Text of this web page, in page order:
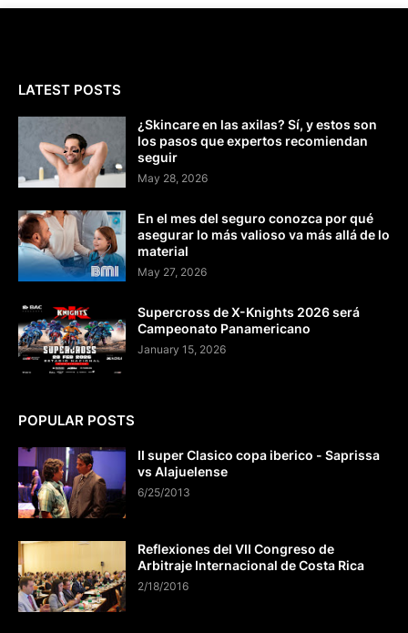
LATEST POSTS
¿Skincare en las axilas? Sí, y estos son
los pasos que expertos recomiendan
seguir
May 28, 2026
En el mes del seguro conozca por qué
asegurar lo más valioso va más allá de lo
material
May 27, 2026
Supercross de X-Knights 2026 será
Campeonato Panamericano
January 15, 2026
POPULAR POSTS
II super Clasico copa iberico - Saprissa
vs Alajuelense
6/25/2013
Reflexiones del VII Congreso de
Arbitraje Internacional de Costa Rica
2/18/2016